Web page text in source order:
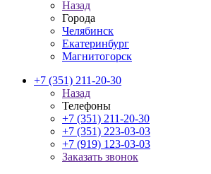
Назад
Города
Челябинск
Екатеринбург
Магнитогорск
+7 (351) 211-20-30
Назад
Телефоны
+7 (351) 211-20-30
+7 (351) 223-03-03
+7 (919) 123-03-03
Заказать звонок